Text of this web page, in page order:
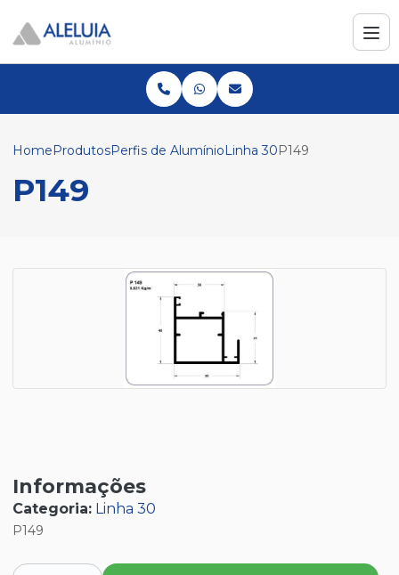
HomeProdutosPerfis de AlumínioLinha 30P149
P149
Informações
Categoria: Linha 30
P149